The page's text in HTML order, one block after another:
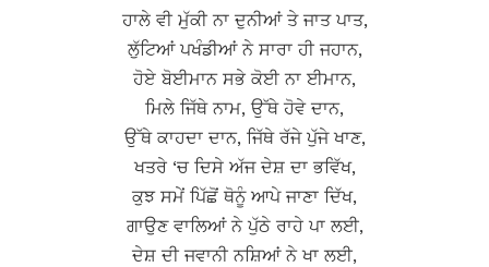
ਹਾਲੇ ਵੀ ਮੁੱਕੀ ਨਾ ਦੁਨੀਆਂ ਤੇ ਜਾਤ ਪਾਤ,
ਲੁੱਟਿਆਂ ਪਖੰਡੀਆਂ ਨੇ ਸਾਰਾ ਹੀ ਜਹਾਨ,
ਹੋਏ ਬੋਈਮਾਨ ਸਭੇ ਕੋਈ ਨਾ ਈਮਾਨ,
ਮਿਲੇ ਜਿੱਥੇ ਨਾਮ, ਉੱਥੇ ਹੋਵੇ ਦਾਨ,
ਉੱਥੇ ਕਾਹਦਾ ਦਾਨ, ਜਿੱਥੇ ਰੱਜੇ ਪੁੱਜੇ ਖਾਣ,
ਖਤਰੇ ‘ਚ ਦਿਸੇ ਅੱਜ ਦੇਸ਼ ਦਾ ਭਵਿੱਖ,
ਕੁਝ ਸਮੇਂ ਪਿੱਛੋਂ ਥੋਨੂੰ ਆਪੇ ਜਾਣਾ ਦਿੱਖ,
ਗਾਉਣ ਵਾਲਿਆਂ ਨੇ ਪੁੱਠੇ ਰਾਹੇ ਪਾ ਲਈ,
ਦੇਸ਼ ਦੀ ਜਵਾਨੀ ਨਸ਼ਿਆਂ ਨੇ ਖਾ ਲਈ,